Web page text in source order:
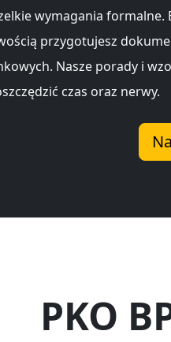
wymagania formalne.
przygotujesz
Nasze porady i
czas oraz nerwy.
PKO